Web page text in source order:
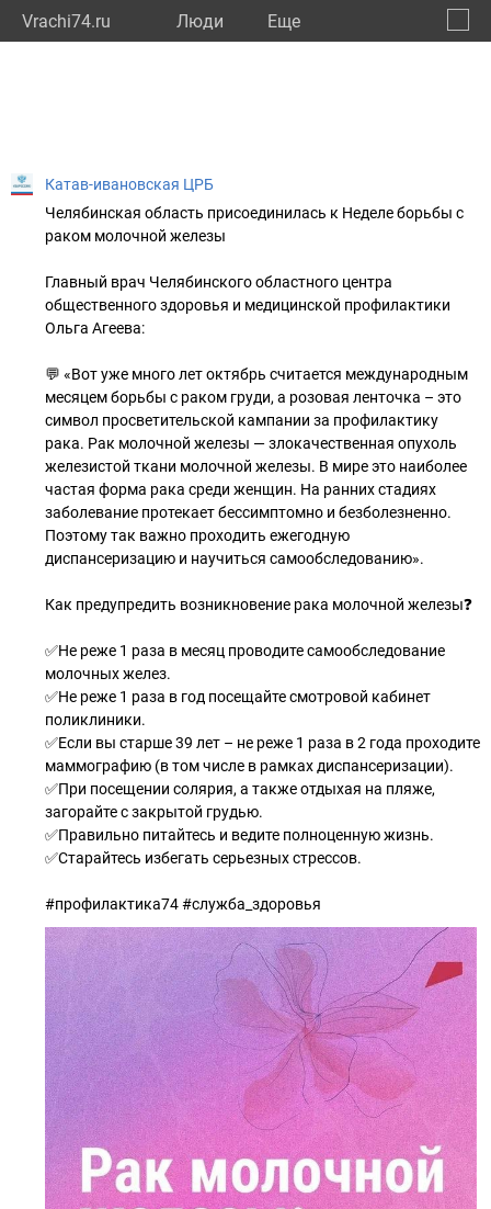
Vrachi74.ru Люди Eще
Катав-ивановская ЦРБ
Челябинская область присоединилась к Неделе борьбы с
раком молочной железы
Главный врач Челябинского областного центра
общественного здоровья и медицинской профилактики
Ольга Агеева:
💬 «Вот уже много лет октябрь считается международным
месяцем борьбы с раком груди, а розовая ленточка – это
символ просветительской кампании за профилактику
рака. Рак молочной железы — злокачественная опухоль
железистой ткани молочной железы. В мире это наиболее
частая форма рака среди женщин. На ранних стадиях
заболевание протекает бессимптомно и безболезненно.
Поэтому так важно проходить ежегодную
диспансеризацию и научиться самообследованию».
Как предупредить возникновение рака молочной железы❓
✅Не реже 1 раза в месяц проводите самообследование
молочных желез.
✅Не реже 1 раза в год посещайте смотровой кабинет
поликлиники.
✅Если вы старше 39 лет – не реже 1 раза в 2 года проходите
маммографию (в том числе в рамках диспансеризации).
✅При посещении солярия, а также отдыхая на пляже,
загорайте с закрытой грудью.
✅Правильно питайтесь и ведите полноценную жизнь.
✅Старайтесь избегать серьезных стрессов.
#профилактика74 #служба_здоровья